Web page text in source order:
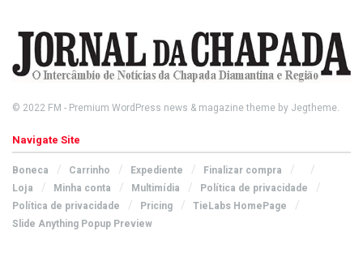
© 2022 FM - Premium WordPress news & magazine theme by Jegtheme.
Navigate Site
Boneca Carrinho Expediente
Finalizar compra
Loja
Minha conta Multimídia
Política de privacidade
Política de privacidade
Pricing
TieLabs HomePage
Slide Anything Popup Preview